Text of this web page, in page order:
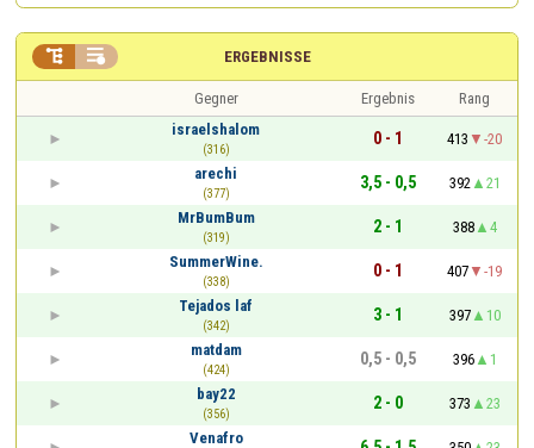
ERGEBNISSE
 
Gegner Ergebnis
Rang
israelshalom
(316)
0 - 1 413
-20
arechi
(377)
3,5 - 0,5 392
21
MrBumBum
(319)
2 - 1 388
4
SummerWine.
(338)
0 - 1 407
-19
Tejados laf
(342)
3 - 1 397
10
matdam
(424)
0,5 - 0,5 396
1
bay22
(356)
2 - 0 373
23
Venafro